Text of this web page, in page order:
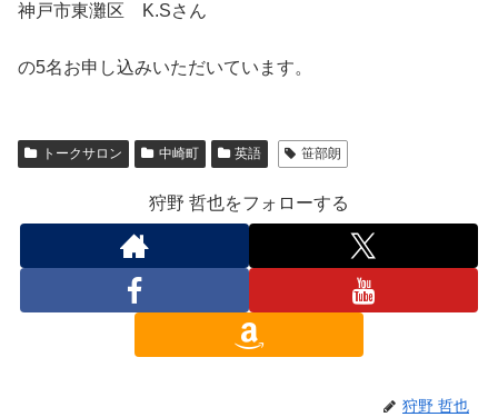
神戸市東灘区 K.Sさん
の5名お申し込みいただいています。
トークサロン 中崎町 英語 笹部朗
狩野 哲也をフォローする
狩野 哲也